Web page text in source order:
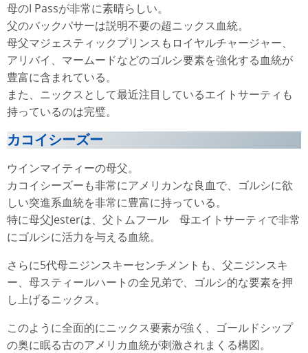
母のI Passが非常に素晴らしい。
父のバックパサーは説明不要の超ニックス血統。
母父マジェスティックプリンスもロイヤルチャージャー、
アリバイ、マームードなどのゴルシ要素を強化する血統が
豊富に含まれている。
また、ニックスとして最近注目しているエイトサーティも
持っているのは完璧。
カコイシーズー
ウインマイティーの母父。
カコイシーズーも非常にアメリカンな良血で、ゴルシに欲
しい突進系血統を非常に豊富に持っている。
特に母父Jesterは、父トムフール 母エイトサーティで非常
にゴルシに活力を与える血統。
さらに5代母ニジンスキーセンチメントも、父ニジンスキ
ー、母スティールハートの全兄弟で、ゴルシ的な要素を押
し上げるニックス。
このように全面的にニックス要素が強く、ゴールドシップ
の奥に眠る古のアメリカ血統が刺激されまくる構図。